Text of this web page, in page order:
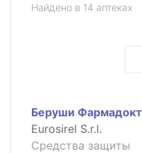
Найдено в 14 аптеках
Беруши
Eurosirel S.r.l.
Средства защиты